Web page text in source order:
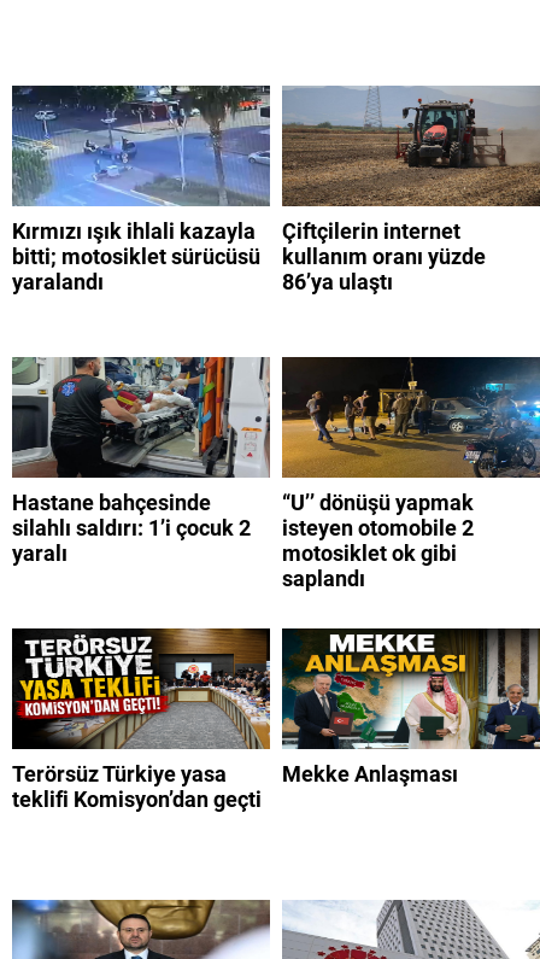
Kırmızı ışık ihlali kazayla
bitti; motosiklet sürücüsü
yaralandı
Çiftçilerin internet
kullanım oranı yüzde
86’ya ulaştı
Hastane bahçesinde
silahlı saldırı: 1’i çocuk 2
yaralı
“U’’ dönüşü yapmak
isteyen otomobile 2
motosiklet ok gibi
saplandı
Terörsüz Türkiye yasa
teklifi Komisyon’dan geçti
Mekke Anlaşması